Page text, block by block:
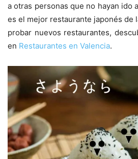
a otras personas que no hayan ido
es el mejor restaurante japonés de
probar nuevos restaurantes,
en Restaurantes en Valencia.